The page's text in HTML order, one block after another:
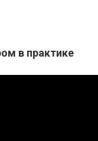
в практике